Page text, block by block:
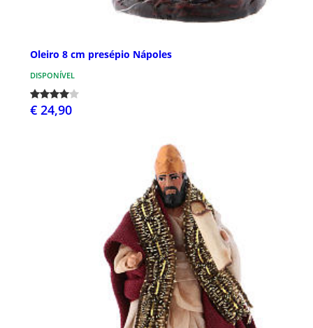
Oleiro 8 cm presépio Nápoles
DISPONÍVEL
€ 24,90